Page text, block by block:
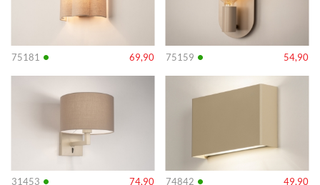
75181 • 69,90 75159 • 54,90
31453 • 74,90
Info
74842 • 49,90
Info